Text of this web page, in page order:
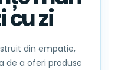
din cutie;
de
si GATA!
cu zi
din empatie,
de a oferi produse